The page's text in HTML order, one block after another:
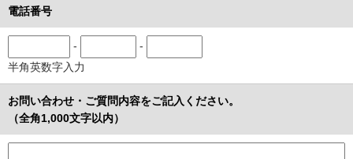
電話番号
-
-
半角英数字入力
お問い合わせ・ご質問内容をご記入ください。
（全角1,000文字以内）